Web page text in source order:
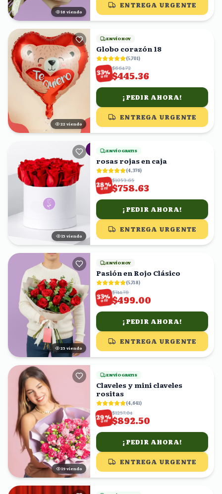
15 viendo
ENTREGA URGENTE
22 viendo
ENVÍO HOY
Globo corazón 18
(5,701)
33%
OFF
$664.72
$445.36
¡PEDIR AHORA!
ENTREGA URGENTE
16 viendo
ENVÍO GRATIS
rosas rojas en caja
(4,376)
28%
OFF
$1053.65
$758.63
¡PEDIR AHORA!
ENTREGA URGENTE
24 viendo
ENVÍO HOY
Pasión en Rojo Clásico
(5,718)
33%
OFF
$744.78
$499.00
¡PEDIR AHORA!
ENTREGA URGENTE
20 viendo
ENVÍO GRATIS
Claveles y mini claveles
rositas
(4,641)
29%
OFF
$1257.04
$892.50
¡PEDIR AHORA!
ENTREGA URGENTE